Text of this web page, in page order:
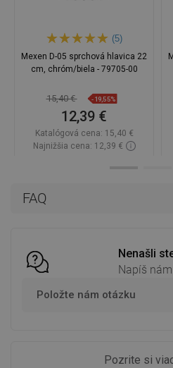
FAQ
Nenašli
Napíš nám
Položte nám otázku
Pozrite si
(5)
Mexen D-05 sprchová hlavica 22
cm, chróm/biela - 79705-00
15,40 € -19,55%
12,39 €
Katalógová cena: 15,40 €
Najnižšia cena: 12,39 €